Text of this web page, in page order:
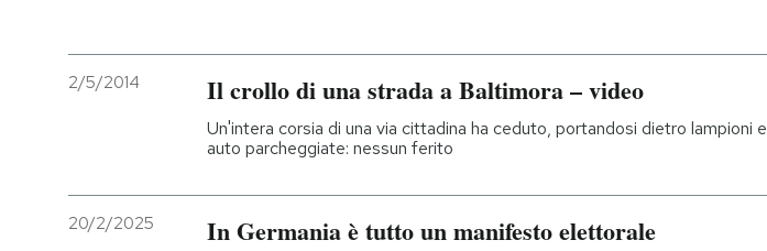
2/5/2014 Il crollo di una strada a Baltimora – video
Un'intera corsia di una via cittadina ha ceduto, portandosi dietro lampioni e
auto parcheggiate: nessun ferito
20/2/2025 In Germania è tutto un manifesto elettorale